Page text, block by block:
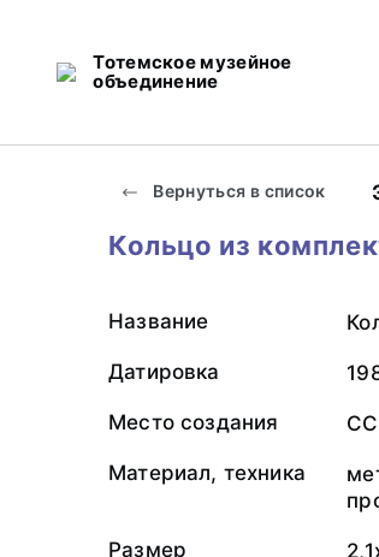
Тотемское музейное
объединение
Вернуться в список
Кольцо из
Название
Датировка
Место создания
Материал, техника
Размер